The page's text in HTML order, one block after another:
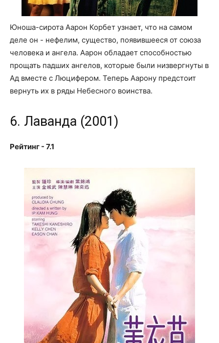
Юноша-сирота Аарон Корбет узнает, что на самом
деле он - нефелим, существо, появившееся от союза
человека и ангела. Аарон обладает способностью
прощать падших ангелов, которые были низвергнуты в
Ад вместе с Люцифером. Теперь Аарону предстоит
вернуть их в ряды Небесного воинства.
6. Лаванда (2001)
Рейтинг - 7.1